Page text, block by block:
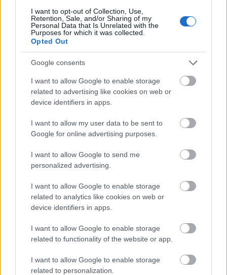
I want to opt-out of Collection, Use,
Retention, Sale, and/or Sharing of my
Personal Data that Is Unrelated with the
Purposes for which it was collected.
Opted Out
Google consents
I want to allow Google to enable storage
related to advertising like cookies on web or
device identifiers in apps.
I want to allow my user data to be sent to
Google for online advertising purposes.
I want to allow Google to send me
personalized advertising.
I want to allow Google to enable storage
related to analytics like cookies on web or
device identifiers in apps.
I want to allow Google to enable storage
related to functionality of the website or app.
I want to allow Google to enable storage
related to personalization.
ορκιστεί πως θα με ψήφιζαν αλλά όλοι τους είπαν
ψέματα. Παράτησα τη δουλειά μου για ένα μήνα
προσπαθώντας να τους πείσω αλλά με πούλησαν»,
ανέφερε μεταξύ άλλων ο δακρυσμένος Wala.
έσπευσαν να δηλώσουν την συμπαράστασή τους
στον δύσμοιρο υποψήφιο, ωστόσο με το επόμενο
λίγο καλύτερα για τον Wala.